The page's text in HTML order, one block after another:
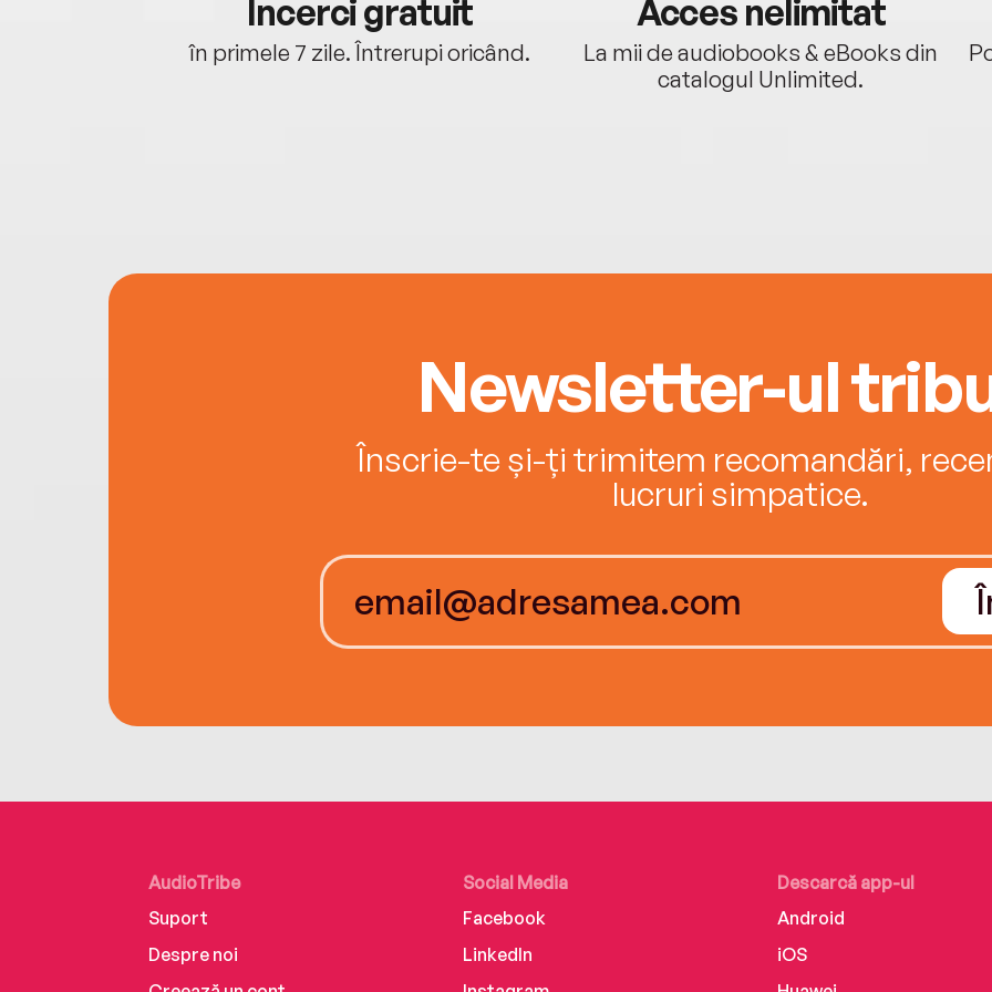
Încerci gratuit
în primele 7 zile. Întrerupi oricând.
Acces nelimitat
La mii de audiobooks & eBooks din
catalogul Unlimited.
Newsletter-ul
Înscrie-te și-ți trimitem recomandări,
lucruri simpatice.
AudioTribe
Suport
Despre noi
Social Media
Facebook
LinkedIn
Descarcă app-ul
Android
iOS